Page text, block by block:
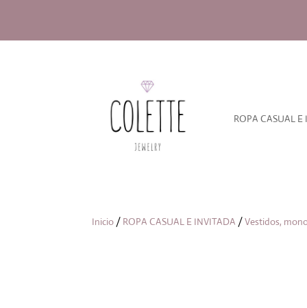
ROPA CASUAL E
Inicio / ROPA CASUAL E INVITADA /Vestidos,